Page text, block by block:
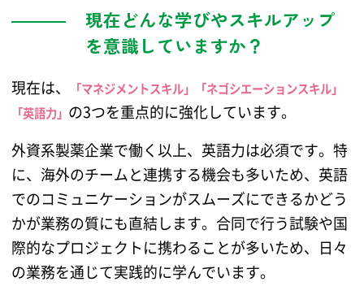
現在どんな学びやスキルアップ
を意識していますか？
現在は、
「マネジメントスキル」「ネゴシエーションスキル」
「英語力」 の3つを重点的に強化しています。
外資系製薬企業で働く以上、英語力は必須です。特
に、海外のチームと連携する機会も多いため、英語
でのコミュニケーションがスムーズにできるかどう
かが業務の質にも直結します。合同で行う試験や国
際的なプロジェクトに携わることが多いため、日々
の業務を通じて実践的に学んでいます。